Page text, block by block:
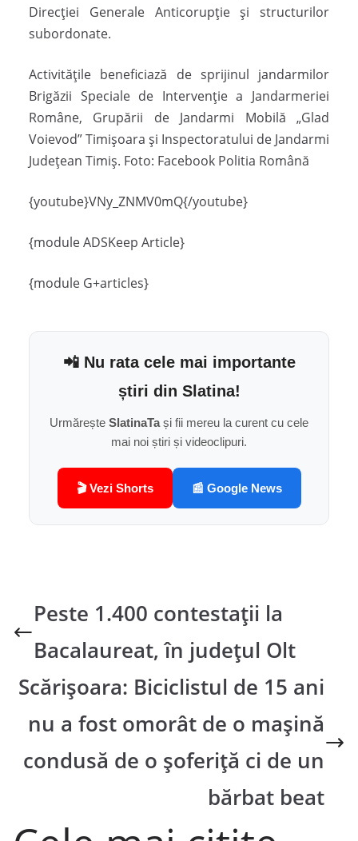
Direcţiei Generale Anticorupţie şi structurilor
subordonate.
Activităţile beneficiază de sprijinul jandarmilor
Brigăzii Speciale de Intervenţie a Jandarmeriei
Române, Grupării de Jandarmi Mobilă „Glad
Voievod” Timişoara şi Inspectoratului de Jandarmi
Judeţean Timiş. Foto: Facebook Politia Română
{youtube}VNy_ZNMV0mQ{/youtube}
{module ADSKeep Article}
{module G+articles}
📲 Nu rata cele mai importante
știri din Slatina!
Urmărește SlatinaTași fii mereu la curent cu cele
mai noi știri și videoclipuri.
🎬 Vezi Shorts 📰 Google News
Peste 1.400 contestaţii la
Bacalaureat, în judeţul Olt
Scărișoara: Biciclistul de 15 ani
nu a fost omorât de o mașină
condusă de o șoferiță ci de un
bărbat beat